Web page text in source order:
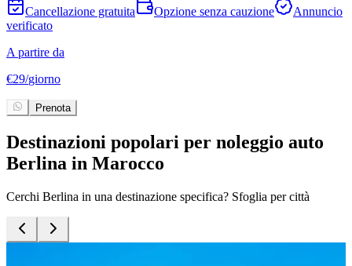
Cancellazione gratuita
Opzione senza cauzione
Annuncio
verificato
A partire da
€29/giorno
Prenota
Destinazioni popolari per noleggio auto
Berlina in Marocco
Cerchi Berlina in una destinazione specifica? Sfoglia per città